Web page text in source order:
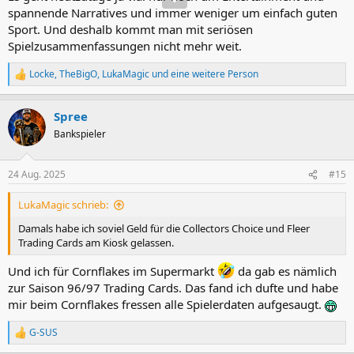
spannende Narratives und immer weniger um einfach guten
Sport. Und deshalb kommt man mit seriösen
Spielzusammenfassungen nicht mehr weit.
R
e
k
t
i
e
n
Locke,TheBigO, LukaMagic und eine weitere Person
Spree
Bankspieler
24 Aug. 2025 #15
LukaMagic schrieb:
Damals habe ich soviel Geld für die Collectors Choice und Fleer
Trading Cards am Kiosk gelassen.
Und ich für Cornflakes im Supermarkt
da gab es nämlich
zur Saison 96/97 Trading Cards. Das fand ich dufte und habe
mir beim Cornflakes fressen alle Spielerdaten aufgesaugt.
R
e
G-SUS